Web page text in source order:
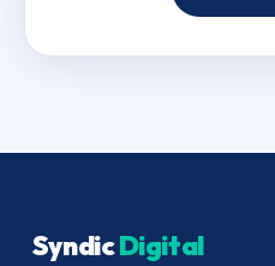
SyndicDigital